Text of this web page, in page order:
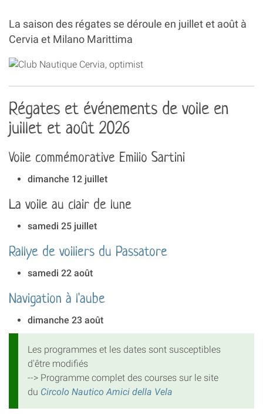
La saison des régates se déroule en juillet et août à
Cervia et Milano Marittima
Régates et événements de voile en
juillet et août 2026
Voile commémorative Emilio Sartini
dimanche 12 juillet
La voile au clair de lune
samedi 25 juillet
Rallye de voiliers du Passatore
samedi 22 août
Navigation à l'aube
dimanche 23 août
Les programmes et les dates sont susceptibles
d'être modifiés
--> Programme complet des courses sur le site
du Circolo Nautico Amici della Vela